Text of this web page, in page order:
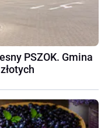
PSZOK. Gmina